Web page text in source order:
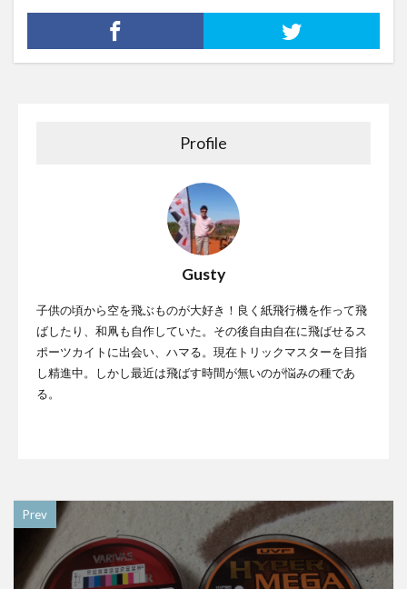
Profile
Gusty
子供の頃から空を飛ぶものが大好き！良く紙飛行機を作って飛
ばしたり、和凧も自作していた。その後自由自在に飛ばせるス
ポーツカイトに出会い、ハマる。現在トリックマスターを目指
し精進中。しかし最近は飛ばす時間が無いのが悩みの種であ
る。
Prev